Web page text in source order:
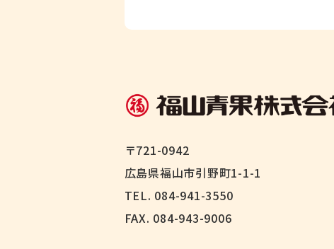
〒721-0942
広島県福山市引野町1-1-1
TEL. 084-941-3550
FAX. 084-943-9006